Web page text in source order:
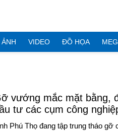
ẢNH VIDEO ĐỒ HỌA
vướng mắc mặt bằng,
tư các cụm công
Phú Thọ đang tập trung tháo gỡ